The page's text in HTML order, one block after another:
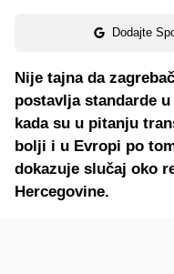
Dodajte
Nije tajna da
postavlja standarde
kada su u pitanju
bolji i u Evropi po
dokazuje slučaj oko
Hercegovine.